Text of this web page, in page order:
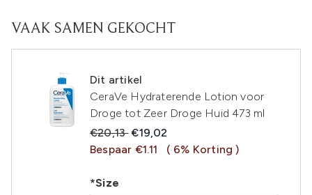
VAAK SAMEN GEKOCHT
Dit artikel
CeraVe Hydraterende Lotion voor
Droge tot Zeer Droge Huid 473 ml
Recommended Retail Price:
€20,13Huidige prijs:
€19,02
Bespaar €1.11
( 6% Korting )
*Size